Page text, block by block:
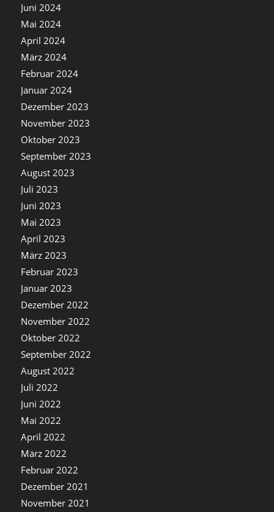
Juni 2024
Mai 2024
April 2024
März 2024
Februar 2024
Januar 2024
Dezember 2023
November 2023
Oktober 2023
September 2023
August 2023
Juli 2023
Juni 2023
Mai 2023
April 2023
März 2023
Februar 2023
Januar 2023
Dezember 2022
November 2022
Oktober 2022
September 2022
August 2022
Juli 2022
Juni 2022
Mai 2022
April 2022
März 2022
Februar 2022
Dezember 2021
November 2021